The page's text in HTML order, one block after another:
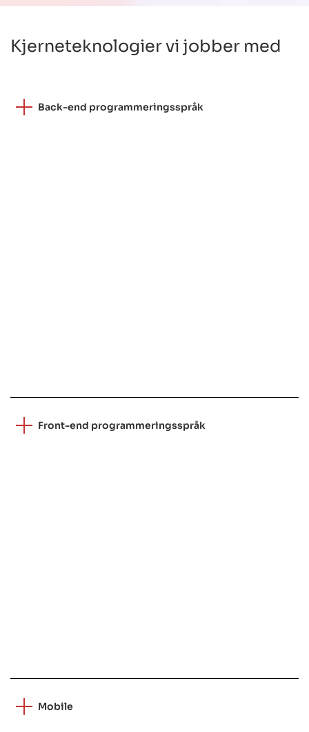
Kjerneteknologier vi jobber med
Back-end programmeringsspråk
Front-end programmeringsspråk
Mobile